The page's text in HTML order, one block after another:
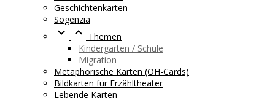
Geschichtenkarten
Sogenzia
  Themen
Kindergarten / Schule
Migration
Metaphorische Karten (OH-Cards)
Bildkarten für Erzähltheater
Lebende Karten